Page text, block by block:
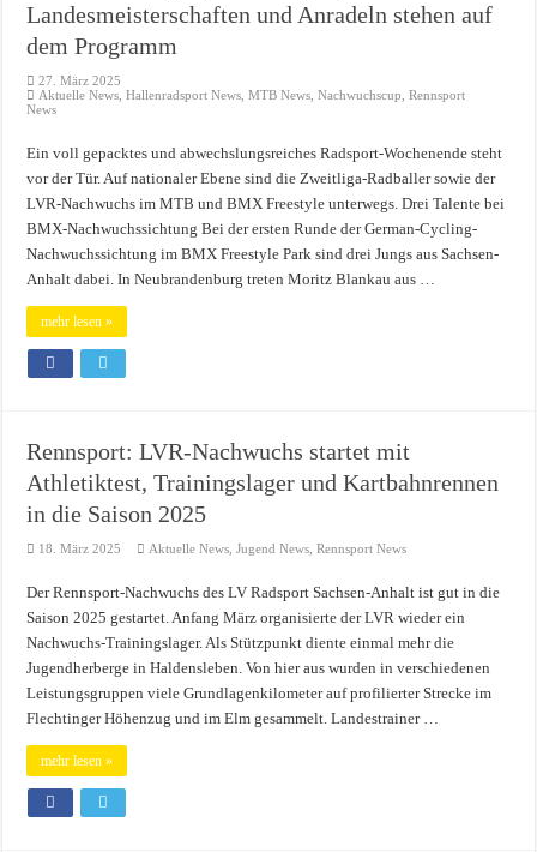
Landesmeisterschaften und Anradeln stehen auf
dem Programm
27. März 2025
Aktuelle News ,Hallenradsport News ,MTB News ,Nachwuchscup ,Rennsport
News
Ein voll gepacktes und abwechslungsreiches Radsport-Wochenende steht
vor der Tür. Auf nationaler Ebene sind die Zweitliga-Radballer sowie der
LVR-Nachwuchs im MTB und BMX Freestyle unterwegs. Drei Talente bei
BMX-Nachwuchssichtung Bei der ersten Runde der German-Cycling-
Nachwuchssichtung im BMX Freestyle Park sind drei Jungs aus Sachsen-
Anhalt dabei. In Neubrandenburg treten Moritz Blankau aus …
mehr lesen »
Rennsport: LVR-Nachwuchs startet mit
Athletiktest, Trainingslager und Kartbahnrennen
in die Saison 2025
18. März 2025 Aktuelle News ,Jugend News ,Rennsport News
Der Rennsport-Nachwuchs des LV Radsport Sachsen-Anhalt ist gut in die
Saison 2025 gestartet. Anfang März organisierte der LVR wieder ein
Nachwuchs-Trainingslager. Als Stützpunkt diente einmal mehr die
Jugendherberge in Haldensleben. Von hier aus wurden in verschiedenen
Leistungsgruppen viele Grundlagenkilometer auf profilierter Strecke im
Flechtinger Höhenzug und im Elm gesammelt. Landestrainer …
mehr lesen »